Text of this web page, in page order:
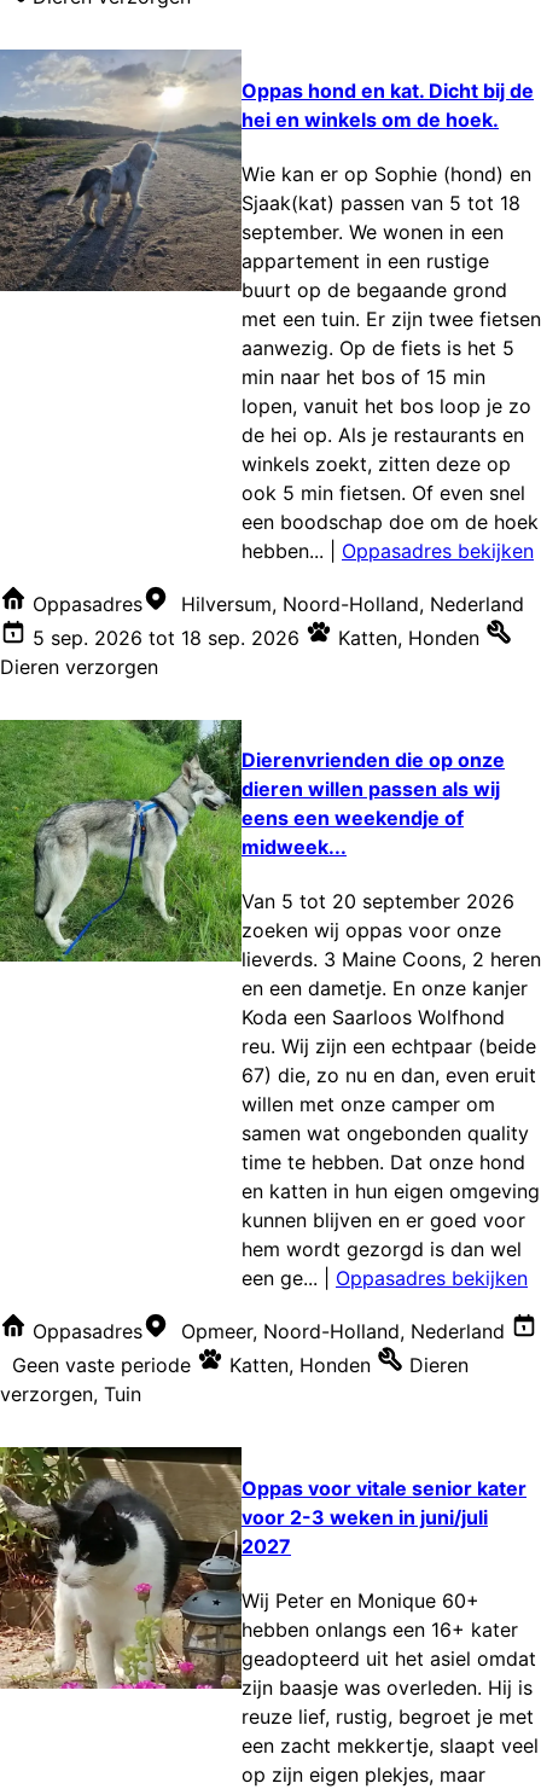
Oppas hond en kat. Dicht bij de
hei en winkels om de hoek.
Wie kan er op Sophie (hond) en
Sjaak(kat) passen van 5 tot 18
september. We wonen in een
appartement in een rustige
buurt op de begaande grond
met een tuin. Er zijn twee fietsen
aanwezig. Op de fiets is het 5
min naar het bos of 15 min
lopen, vanuit het bos loop je zo
de hei op. Als je restaurants en
winkels zoekt, zitten deze op
ook 5 min fietsen. Of even snel
een boodschap doe om de hoek
hebben...
Oppasadres bekijken
Oppasadres
Hilversum, Noord-Holland, Nederland
5 sep. 2026 tot 18 sep. 2026 Katten, Honden
Dieren verzorgen
Dierenvrienden die op onze
dieren willen passen als wij
eens een weekendje of
midweek...
Van 5 tot 20 september 2026
zoeken wij oppas voor onze
lieverds. 3 Maine Coons, 2 heren
en een dametje. En onze kanjer
Koda een Saarloos Wolfhond
reu. Wij zijn een echtpaar (beide
67) die, zo nu en dan, even eruit
willen met onze camper om
samen wat ongebonden quality
time te hebben. Dat onze hond
en katten in hun eigen omgeving
kunnen blijven en er goed voor
hem wordt gezorgd is dan wel
een ge...
Oppasadres bekijken
Oppasadres
Opmeer, Noord-Holland, Nederland
Geen vaste periode
Katten, Honden
Dieren
verzorgen, Tuin
Oppas voor vitale senior kater
voor 2-3 weken in juni/juli
2027
Wij Peter en Monique 60+
hebben onlangs een 16+ kater
geadopteerd uit het asiel omdat
zijn baasje was overleden. Hij is
reuze lief, rustig, begroet je met
een zacht mekkertje, slaapt veel
op zijn eigen plekjes, maar